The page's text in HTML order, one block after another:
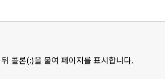
콜론(:)을 붙여 페이지를 표시합니다.